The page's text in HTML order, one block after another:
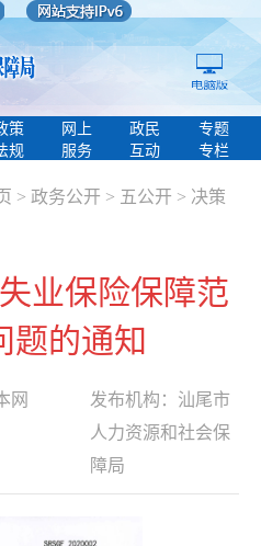
策
规
网上
服务
政民
互动
专题
专栏
> 政务公开 > 五公开 > 决策
业保险保障范
题的通知
网 发布机构： 汕尾市
人力资源和社会保
障局